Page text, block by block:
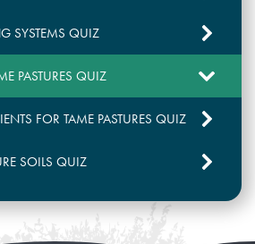
SYSTEMS QUIZ
PASTURES QUIZ
FOR TAME PASTURES QUIZ
SOILS QUIZ